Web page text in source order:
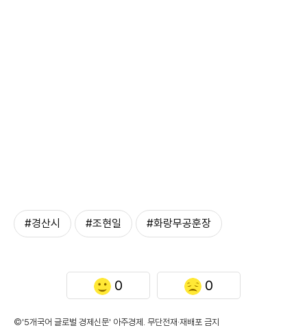
#경산시 #조현일 #화랑무공훈장
0 0
©'5개국어 글로벌 경제신문' 아주경제. 무단전재·재배포 금지